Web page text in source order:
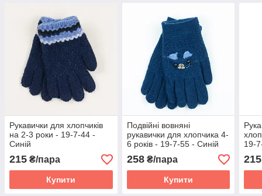
Рукавички для хлопчиків
на 2-3 роки - 19-7-44 -
Синій
215 ₴/пара
Купити
Подвійні вовняні
рукавички для хлопчика 4-
6 років - 19-7-55 - Синій
258₴/пара
Купити
19-
215